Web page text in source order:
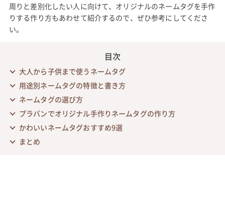
周りと差別化したい人に向けて、オリジナルのネームタグを手作
りする作り方もあわせて紹介するので、ぜひ参考にしてくださ
い。
目次
大人から子供まで使うネームタグ
用途別ネームタグの特徴と書き方
ネームタグの選び方
プラバンでオリジナル手作りネームタグの作り方
かわいいネームタグおすすめ9選
まとめ